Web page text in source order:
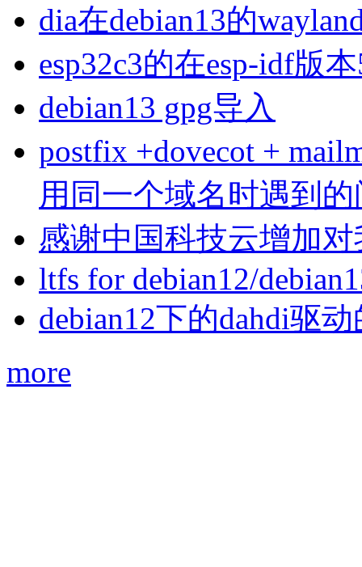
dia在debian13的
esp32c3的在esp-idf版
debian13 gpg导入
postfix +dovecot +
用同一个域名时遇到
感谢中国科技云增加
ltfs for debian12/
debian12下的dahdi驱动
more